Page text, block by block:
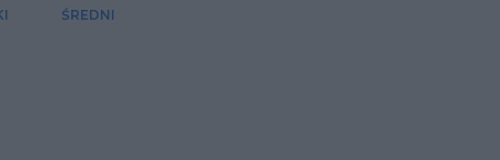
ŚREDNI